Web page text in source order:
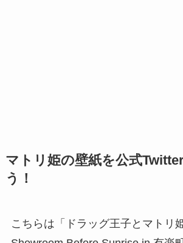
マトリ姫の壁紙を公式
う！
こちらは「ドラッグ王子とマトリ